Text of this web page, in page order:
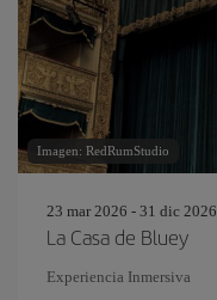
Imagen: RedRumStudio
23 mar 2026 - 31 dic 2026
La Casa de Bluey
Experiencia Inmersiva